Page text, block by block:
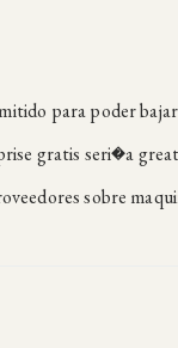
para poder
gratis seri�a
sobre